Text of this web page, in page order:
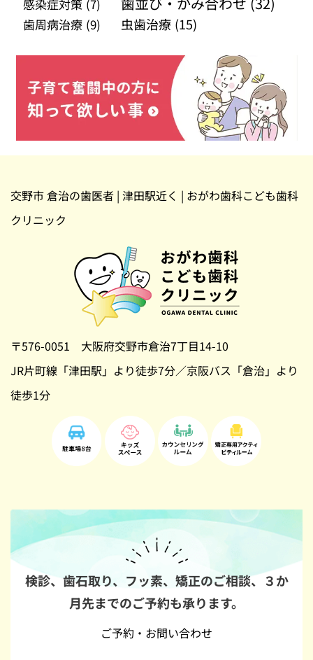
感染症対策 (7)
歯周病治療 (9) 虫歯治療 (15)
交野市 倉治の歯医者 | 津田駅近く | おがわ歯科こども歯科
クリニック
〒576-0051 大阪府交野市倉治7丁目14-10
JR片町線「津田駅」より徒歩7分／京阪バス「倉治」より
徒歩1分
検診、歯石取り、フッ素、矯正のご相談、 ３か
月先までのご予約も承ります。
ご予約・お問い合わせ